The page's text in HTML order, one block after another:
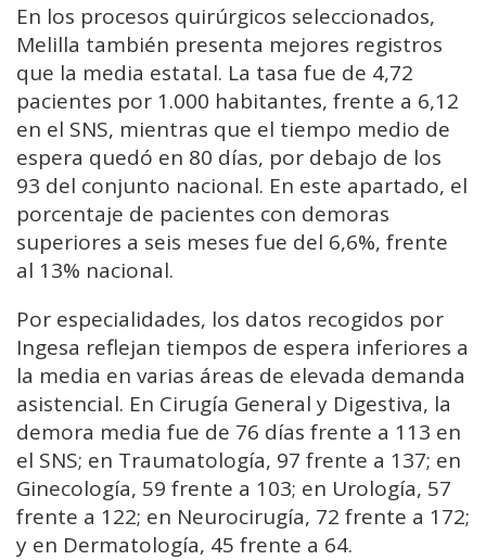
En los procesos quirúrgicos seleccionados,
Melilla también presenta mejores registros
que la media estatal. La tasa fue de 4,72
pacientes por 1.000 habitantes, frente a 6,12
en el SNS, mientras que el tiempo medio de
espera quedó en 80 días, por debajo de los
93 del conjunto nacional. En este apartado, el
porcentaje de pacientes con demoras
superiores a seis meses fue del 6,6%, frente
al 13% nacional.
Por especialidades, los datos recogidos por
Ingesa reflejan tiempos de espera inferiores a
la media en varias áreas de elevada demanda
asistencial. En Cirugía General y Digestiva, la
demora media fue de 76 días frente a 113 en
el SNS; en Traumatología, 97 frente a 137; en
Ginecología, 59 frente a 103; en Urología, 57
frente a 122; en Neurocirugía, 72 frente a 172;
y en Dermatología, 45 frente a 64.